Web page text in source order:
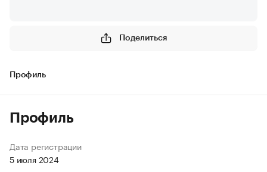
Поделиться
Профиль
Профиль
Дата регистрации
5 июля 2024